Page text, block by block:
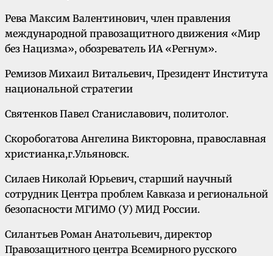
Рева Максим Валентинович, член правления
международной правозащитного движения «Мир
без Нацизма», обозреватель ИА «Регнум».
Ремизов Михаил Витальевич, Президент Института
национальной стратегии
Святенков Павел Станиславович, политолог.
Скоробогатова Ангелина Викторовна, православная
христианка,г.Ульяновск.
Силаев Николай Юрьевич, старший научный
сотрудник Центра проблем Кавказа и региональной
безопасности МГИМО (У) МИД России.
Силантьев Роман Анатольевич, директор
Правозащитного центра Всемирного русского